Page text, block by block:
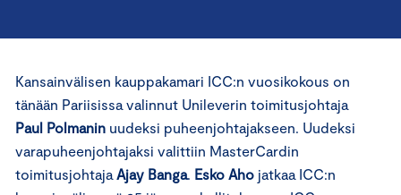
Kansainvälisen kauppakamari ICC:n vuosikokous on
tänään Pariisissa valinnut Unileverin toimitusjohtaja
Paul Polmanin uudeksi puheenjohtajakseen. Uudeksi
varapuheenjohtajaksi valittiin MasterCardin
toimitusjohtaja Ajay Banga. Esko Aho jatkaa ICC:n